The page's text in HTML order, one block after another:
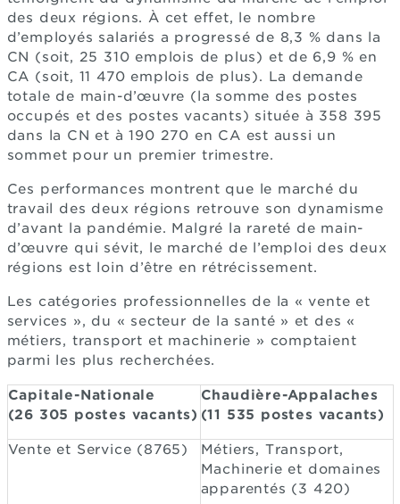
des deux régions. À cet effet, le nombre
d’employés salariés a progressé de 8,3 % dans la
CN (soit, 25 310 emplois de plus) et de 6,9 % en
CA (soit, 11 470 emplois de plus). La demande
totale de main-d’œuvre (la somme des postes
occupés et des postes vacants) située à 358 395
dans la CN et à 190 270 en CA est aussi un
sommet pour un premier trimestre.
Ces performances montrent que le marché du
travail des deux régions retrouve son dynamisme
d’avant la pandémie. Malgré la rareté de main-
d’œuvre qui sévit, le marché de l’emploi des deux
régions est loin d’être en rétrécissement.
Les catégories professionnelles de la « vente et
services », du « secteur de la santé » et des «
métiers, transport et machinerie » comptaient
parmi les plus recherchées.
Capitale-Nationale
(26 305 postes vacants)
Chaudière-Appalaches
(11 535 postes vacants)
Vente et Service (8765)
Métiers, Transport,
Machinerie et domaines
apparentés (3 420)